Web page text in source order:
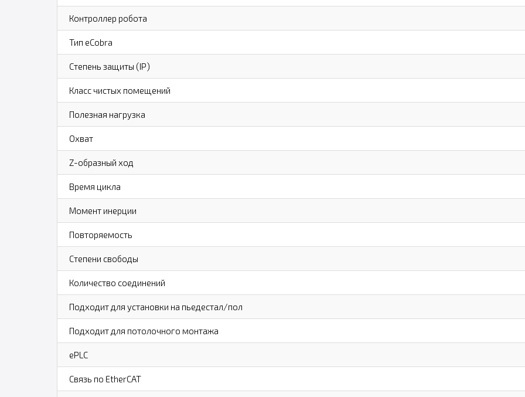
Контроллер робота
Тип eCobra
Степень защиты (IP)
Класс чистых помещений
Полезная нагрузка
Охват
Z-образный ход
Время цикла
Момент инерции
Повторяемость
Степени свободы
Количество соединений
Подходит для установки на пьедестал/пол
Подходит для потолочного монтажа
ePLC
Связь по EtherCAT